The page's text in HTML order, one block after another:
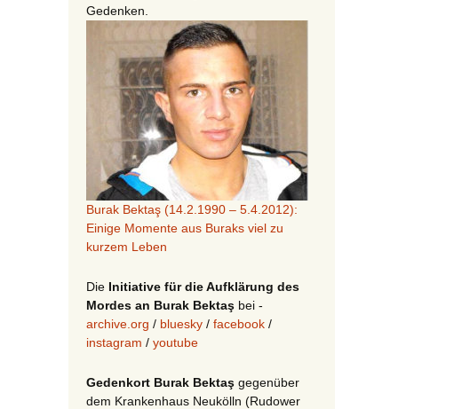
Gedenken.
Burak Bektaş (14.2.1990 – 5.4.2012):
Einige Momente aus Buraks viel zu
kurzem Leben
Die Initiative für die Aufklärung des
Mordes an Burak Bektaş bei -
archive.org / bluesky / facebook /
instagram / youtube
Gedenkort Burak Bektaş gegenüber
dem Krankenhaus Neukölln (Rudower